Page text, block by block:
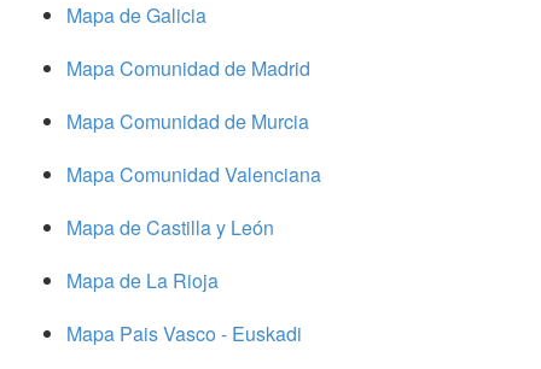
Mapa de Galicia
Mapa Comunidad de Madrid
Mapa Comunidad de Murcia
Mapa Comunidad Valenciana
Mapa de Castilla y León
Mapa de La Rioja
Mapa Pais Vasco - Euskadi